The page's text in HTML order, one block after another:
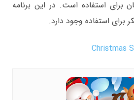
برای استفاده است. در این برنامه
برای استفاده وجود دارد.
Christmas